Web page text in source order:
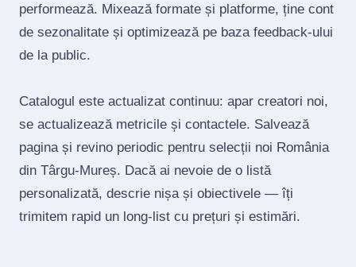
performează. Mixează formate și platforme, ține cont
de sezonalitate și optimizează pe baza feedback‑ului
de la public.
Catalogul este actualizat continuu: apar creatori noi,
se actualizează metricile și contactele. Salvează
pagina și revino periodic pentru selecții noi România
din Târgu-Mureș. Dacă ai nevoie de o listă
personalizată, descrie nișa și obiectivele — îți
trimitem rapid un long‑list cu prețuri și estimări.